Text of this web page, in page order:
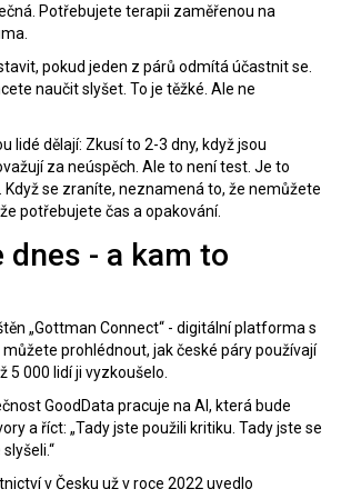
Potřebujete terapii zaměřenou na
pokud jeden z párů odmítá účastnit se.
naučit slyšet. To je těžké. Ale ne
lidé dělají: Zkusí to 2-3 dny, když jsou
za neúspěch. Ale to není test. Je to
Když se zraníte, neznamená to, že nemůžete
potřebujete čas a opakování.
dnes - a kam to
„Gottman Connect“ - digitální platforma s
můžete prohlédnout, jak české páry používají
5 000 lidí ji vyzkoušelo.
GoodData pracuje na AI, která bude
a říct: „Tady jste použili kritiku. Tady jste se
v Česku už v roce 2022 uvedlo